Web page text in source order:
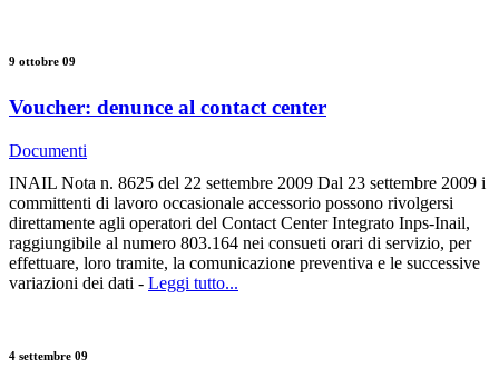
9 ottobre 09
Voucher: denunce al contact center
Documenti
INAIL Nota n. 8625 del 22 settembre 2009 Dal 23 settembre 2009 i
committenti di lavoro occasionale accessorio possono rivolgersi
direttamente agli operatori del Contact Center Integrato Inps-Inail,
raggiungibile al numero 803.164 nei consueti orari di servizio, per
effettuare, loro tramite, la comunicazione preventiva e le successive
variazioni dei dati - Leggi tutto...
4 settembre 09